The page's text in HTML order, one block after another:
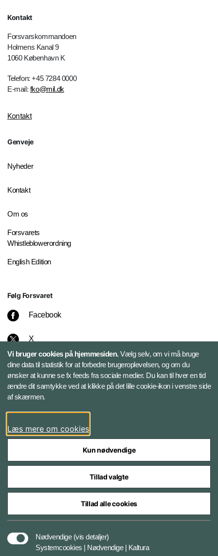
Kontakt
Forsvarskommandoen
Holmens Kanal 9
1060 København K
Telefon: +45 7284 0000
E-mail: fko@mil.dk
Kontakt
Genveje
Nyheder
Kontakt
Om os
Forsvarets
Whistleblowerordning
English Edition
Følg Forsvaret
Facebook
X
Instagram
Bluesky
LinkedIn
Styrelser og myndigheder under Forsvarsministeriet
Vi bruger cookies på hjemmesiden.Vælg selv, om vi må bruge
dine data til statistik for at forbedre brugeroplevelsen, og om du
ønsker at kunne se fx feeds fra sociale medier. Du kan til hver en tid
ændre dit samtykke ved at klikke på det lille cookie-ikon i venstre side
af skærmen.
Læs mere om cookies
Kun nødvendige
Tillad valgte
Tillad alle cookies
Nødvendige (vis detaljer)
Systemcookies | Nødvendige | Kaltura